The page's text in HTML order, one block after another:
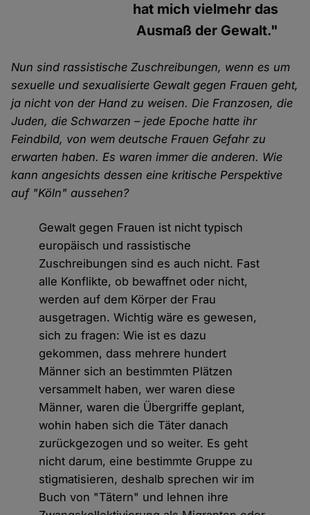
hat mich vielmehr das
Ausmaß der Gewalt."
Nun sind rassistische Zuschreibungen, wenn es um
sexuelle und sexualisierte Gewalt gegen Frauen geht,
ja nicht von der Hand zu weisen. Die Franzosen, die
Juden, die Schwarzen – jede Epoche hatte ihr
Feindbild, von wem deutsche Frauen Gefahr zu
erwarten haben. Es waren immer die anderen. Wie
kann angesichts dessen eine kritische Perspektive
auf "Köln" aussehen?
Gewalt gegen Frauen ist nicht typisch
europäisch und rassistische
Zuschreibungen sind es auch nicht. Fast
alle Konflikte, ob bewaffnet oder nicht,
werden auf dem Körper der Frau
ausgetragen. Wichtig wäre es gewesen,
sich zu fragen: Wie ist es dazu
gekommen, dass mehrere hundert
Männer sich an bestimmten Plätzen
versammelt haben, wer waren diese
Männer, waren die Übergriffe geplant,
wohin haben sich die Täter danach
zurückgezogen und so weiter. Es geht
nicht darum, eine bestimmte Gruppe zu
stigmatisieren, deshalb sprechen wir im
Buch von "Tätern" und lehnen ihre